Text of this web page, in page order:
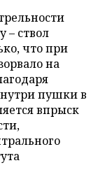
– ствол
что при
на
пушки в
впрыск